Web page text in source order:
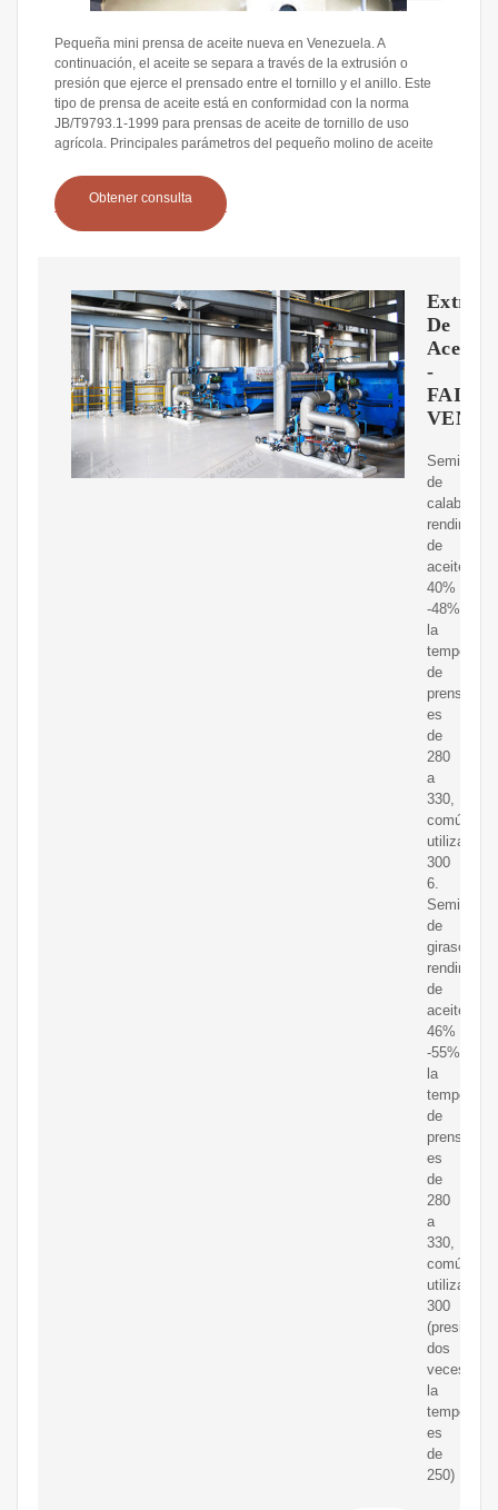
Pequeña mini prensa de aceite nueva en Venezuela. A
continuación, el aceite se separa a través de la extrusión o
presión que ejerce el prensado entre el tornillo y el anillo. Este
tipo de prensa de aceite está en conformidad con la norma
JB/T9793.1-1999 para prensas de aceite de tornillo de uso
agrícola. Principales parámetros del pequeño molino de aceite
Obtener consulta
De
Aceites
-
Semillas
de
calabaza:
de
aceite
40%
-48%,
la
de
prensado
es
de
280
a
330,
utilizada
300
6.
Semillas
de
girasol:
de
aceite
46%
-55%,
la
de
prensado
es
de
280
a
330,
utilizada
300
dos
veces,
la
es
de
250)